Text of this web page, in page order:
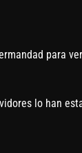
para
lo han